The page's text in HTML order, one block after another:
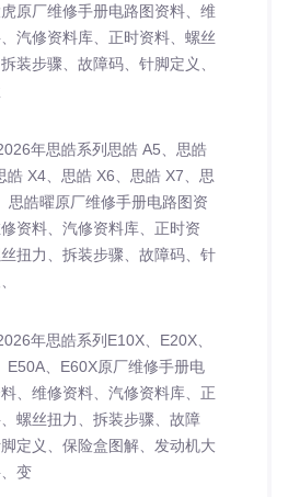
原厂维修手册电路图资料、维
汽修资料库、正时资料、螺丝
装步骤、故障码、针脚定义、
年思皓系列思皓 A5、思皓
皓 X4、思皓 X6、思皓 X7、思
思皓曜原厂维修手册电路图资
资料、汽修资料库、正时资
扭力、拆装步骤、故障码、针
年思皓系列E10X、E20X、
E50A、E60X原厂维修手册电
、维修资料、汽修资料库、正
螺丝扭力、拆装步骤、故障
定义、保险盒图解、发动机大
变